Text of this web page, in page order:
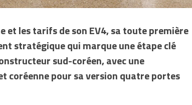
et les tarifs de son EV4, sa toute première
stratégique qui marque une étape clé
sud-coréen, avec une
coréenne pour sa version quatre portes